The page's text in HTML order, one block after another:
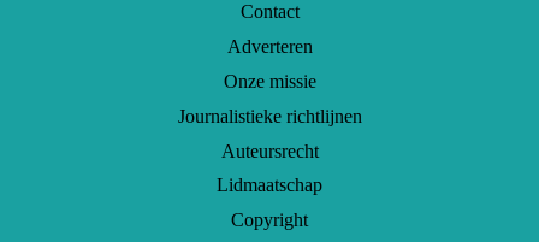
Contact
Adverteren
Onze missie
Journalistieke richtlijnen
Auteursrecht
Lidmaatschap
Copyright